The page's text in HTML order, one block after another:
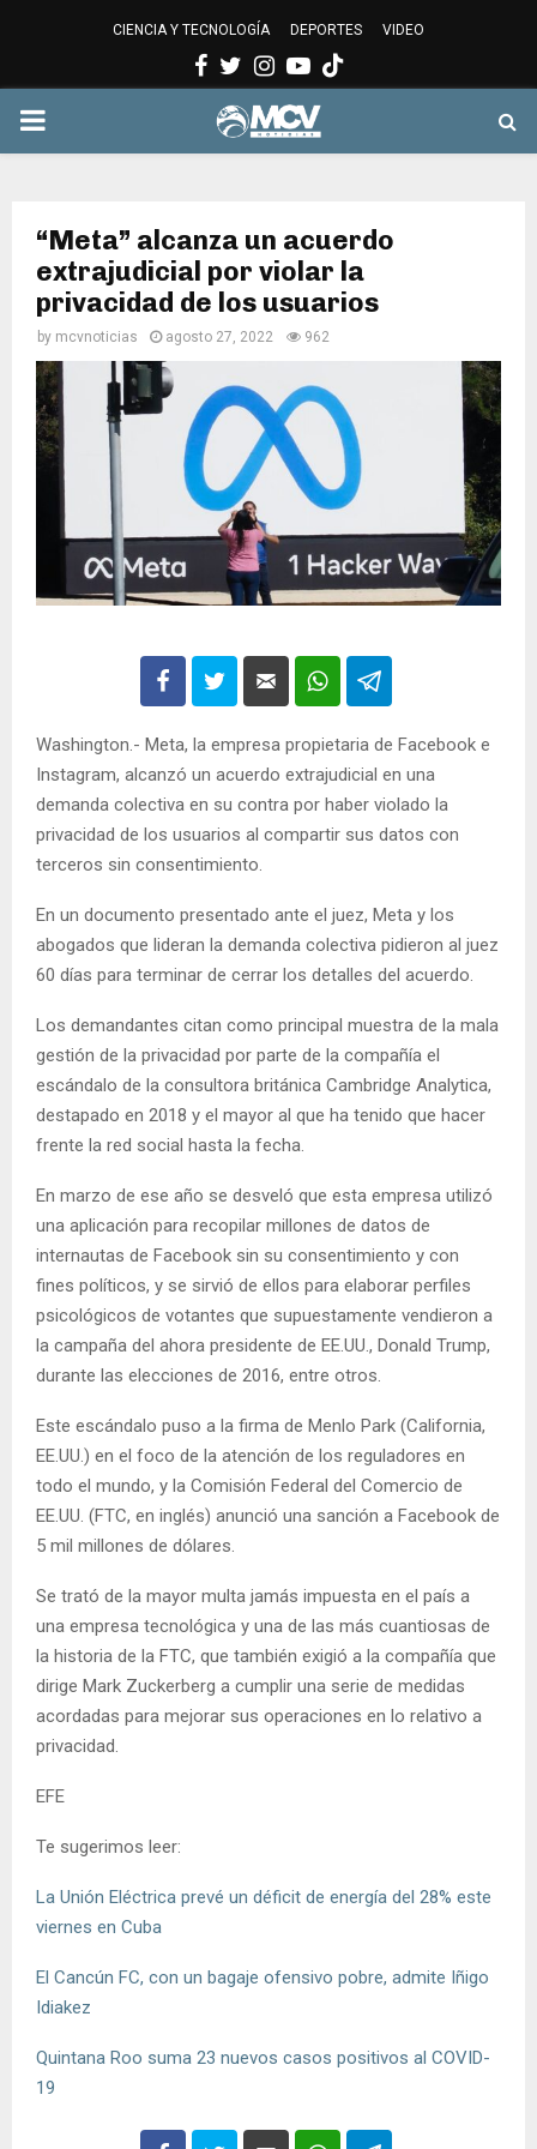
CIENCIA Y TECNOLOGÍA DEPORTES VIDEO
Facebook
Twitter
Instagram
Youtube
PRIMARY
“Meta” alcanza un acuerdo
extrajudicial por violar la
privacidad de los usuarios
by mcvnoticias agosto 27, 2022 962
Washington.- Meta, la empresa propietaria de Facebook e
Instagram, alcanzó un acuerdo extrajudicial en una
demanda colectiva en su contra por haber violado la
privacidad de los usuarios al compartir sus datos con
terceros sin consentimiento.
En un documento presentado ante el juez, Meta y los
abogados que lideran la demanda colectiva pidieron al juez
60 días para terminar de cerrar los detalles del acuerdo.
Los demandantes citan como principal muestra de la mala
gestión de la privacidad por parte de la compañía el
escándalo de la consultora británica Cambridge Analytica,
destapado en 2018 y el mayor al que ha tenido que hacer
frente la red social hasta la fecha.
En marzo de ese año se desveló que esta empresa utilizó
una aplicación para recopilar millones de datos de
internautas de Facebook sin su consentimiento y con
fines políticos, y se sirvió de ellos para elaborar perfiles
psicológicos de votantes que supuestamente vendieron a
la campaña del ahora presidente de EE.UU., Donald Trump,
durante las elecciones de 2016, entre otros.
Este escándalo puso a la firma de Menlo Park (California,
EE.UU.) en el foco de la atención de los reguladores en
todo el mundo, y la Comisión Federal del Comercio de
EE.UU. (FTC, en inglés) anunció una sanción a Facebook de
5 mil millones de dólares.
Se trató de la mayor multa jamás impuesta en el país a
una empresa tecnológica y una de las más cuantiosas de
la historia de la FTC, que también exigió a la compañía que
dirige Mark Zuckerberg a cumplir una serie de medidas
acordadas para mejorar sus operaciones en lo relativo a
privacidad.
EFE
Te sugerimos leer:
La Unión Eléctrica prevé un déficit de energía del 28% este
viernes en Cuba
El Cancún FC, con un bagaje ofensivo pobre, admite Iñigo
Idiakez
Quintana Roo suma 23 nuevos casos positivos al COVID-
19